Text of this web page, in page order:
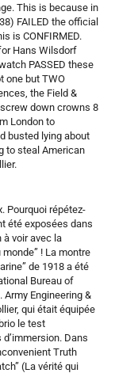
This is because in
FAILED the official
is CONFIRMED.
Hans Wilsdorf
PASSED these
one but TWO
the Field &
down crowns 8
London to
busted lying about
to steal American
Pourquoi répétez-
été exposées dans
à voir avec la
! La montre
de 1918 a été
Bureau of
Army Engineering &
qui était équipée
le test
Dans
Truth
(La vérité qui